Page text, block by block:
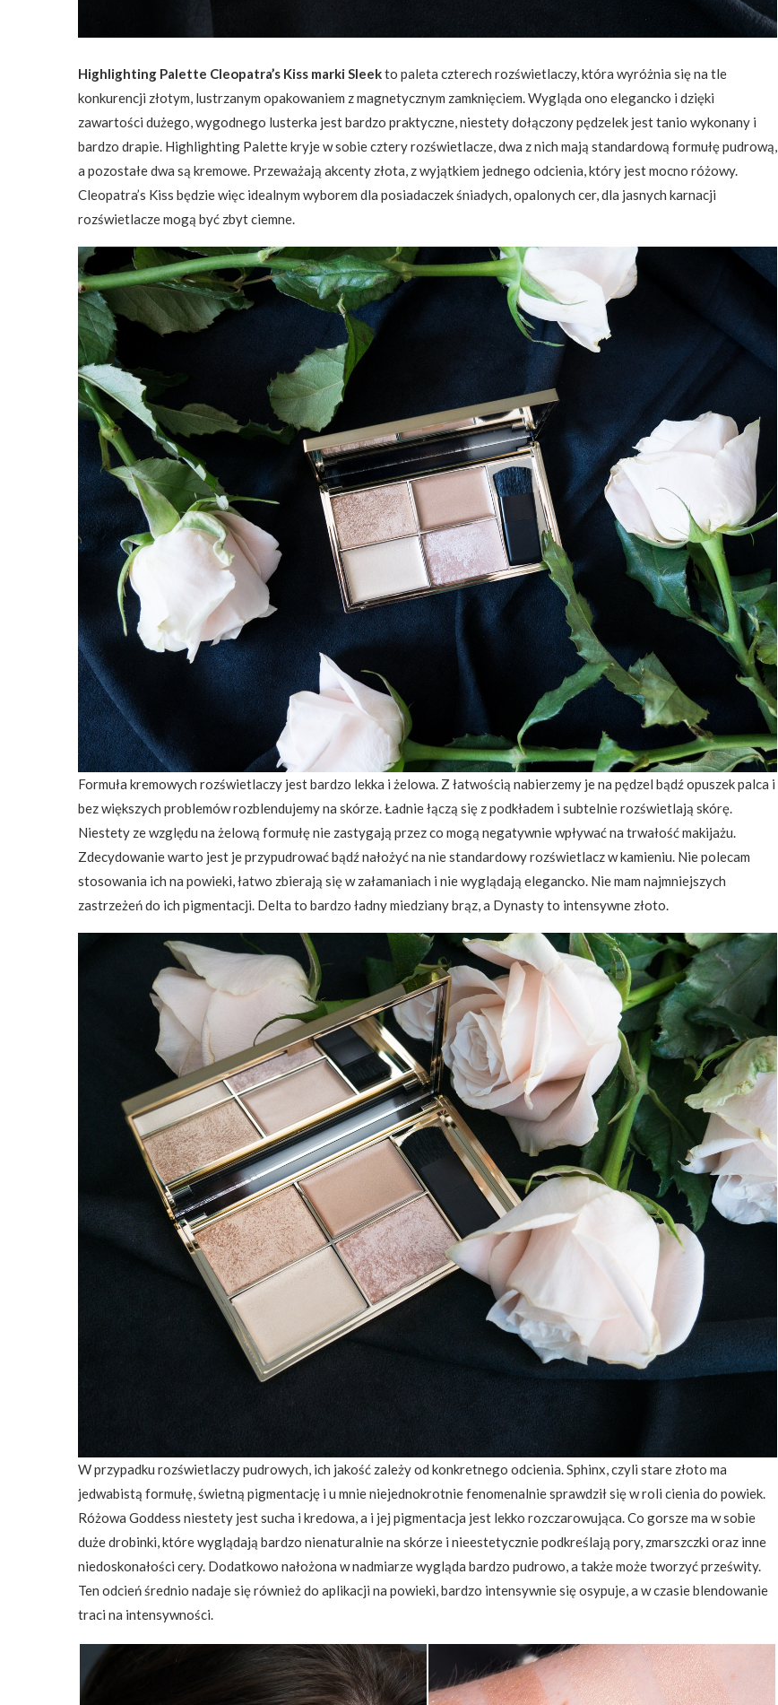
Highlighting Palette Cleopatra’s Kiss marki Sleekto paleta czterech rozświetlaczy, która wyróżnia się na tle
konkurencji złotym, lustrzanym opakowaniem z magnetycznym zamknięciem. Wygląda ono elegancko i dzięki
zawartości dużego, wygodnego lusterka jest bardzo praktyczne, niestety dołączony pędzelek jest tanio wykonany i
bardzo drapie. Highlighting Palette kryje w sobie cztery rozświetlacze, dwa z nich mają standardową formułę pudrową,
a pozostałe dwa są kremowe. Przeważają akcenty złota, z wyjątkiem jednego odcienia, który jest mocno różowy.
Cleopatra’s Kiss będzie więc idealnym wyborem dla posiadaczek śniadych, opalonych cer, dla jasnych karnacji
rozświetlacze mogą być zbyt ciemne.
Formuła kremowych rozświetlaczy jest bardzo lekka i żelowa. Z łatwością nabierzemy je na pędzel bądź opuszek palca i
bez większych problemów rozblendujemy na skórze. Ładnie łączą się z podkładem i subtelnie rozświetlają skórę.
Niestety ze względu na żelową formułę nie zastygają przez co mogą negatywnie wpływać na trwałość makijażu.
Zdecydowanie warto jest je przypudrować bądź nałożyć na nie standardowy rozświetlacz w kamieniu. Nie polecam
stosowania ich na powieki, łatwo zbierają się w załamaniach i nie wyglądają elegancko. Nie mam najmniejszych
zastrzeżeń do ich pigmentacji. Delta to bardzo ładny miedziany brąz, a Dynasty to intensywne złoto.
W przypadku rozświetlaczy pudrowych, ich jakość zależy od konkretnego odcienia. Sphinx, czyli stare złoto ma
jedwabistą formułę, świetną pigmentację i u mnie niejednokrotnie fenomenalnie sprawdził się w roli cienia do powiek.
Różowa Goddess niestety jest sucha i kredowa, a i jej pigmentacja jest lekko rozczarowująca. Co gorsze ma w sobie
duże drobinki, które wyglądają bardzo nienaturalnie na skórze i nieestetycznie podkreślają pory, zmarszczki oraz inne
niedoskonałości cery. Dodatkowo nałożona w nadmiarze wygląda bardzo pudrowo, a także może tworzyć prześwity.
Ten odcień średnio nadaje się również do aplikacji na powieki, bardzo intensywnie się osypuje, a w czasie blendowanie
traci na intensywności.